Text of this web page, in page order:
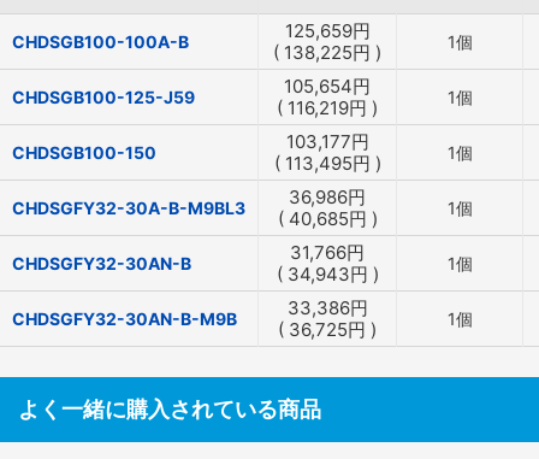
CHDSGB100-100A-B 125,659円
( 138,225円 ) 1個
CHDSGB100-125-J59 105,654円
( 116,219円 ) 1個
CHDSGB100-150 103,177円
( 113,495円 ) 1個
CHDSGFY32-30A-B-M9BL3 36,986円
( 40,685円 ) 1個
CHDSGFY32-30AN-B 31,766円
( 34,943円 ) 1個
CHDSGFY32-30AN-B-M9B 33,386円
( 36,725円 ) 1個
よく一緒に購入されている商品